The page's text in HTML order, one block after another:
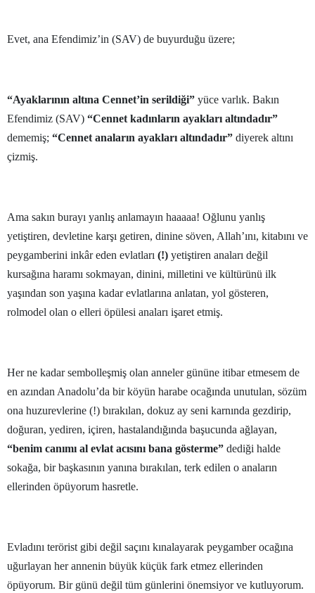
Sinop
Tekirdağ
Tokat
Şanlıurfa
Van
Bayburt
Karaman
Kırıkkale
Batman
Ardahan
Evet, ana Efendimiz’in (SAV) de buyurduğu üzere;
“Ayaklarının altına Cennet’in serildiği” yüce varlık. Bakın
Efendimiz (SAV) “Cennet kadınların ayakları altındadır”
dememiş; “Cennet anaların ayakları altındadır” diyerek altını
çizmiş.
Ama sakın burayı yanlış anlamayın haaaaa! Oğlunu yanlış
yetiştiren, devletine karşı getiren, dinine söven, Allah’ını, kitabını ve
peygamberini inkâr eden evlatları (!) yetiştiren anaları değil
kursağına haramı sokmayan, dinini, milletini ve kültürünü ilk
yaşından son yaşına kadar evlatlarına anlatan, yol gösteren,
rolmodel olan o elleri öpülesi anaları işaret etmiş.
Her ne kadar sembolleşmiş olan anneler gününe itibar etmesem de
en azından Anadolu’da bir köyün harabe ocağında unutulan, sözüm
ona huzurevlerine (!) bırakılan, dokuz ay seni karnında gezdirip,
doğuran, yediren, içiren, hastalandığında başucunda ağlayan,
“benim canımı al evlat acısını bana gösterme” dediği halde
sokağa, bir başkasının yanına bırakılan, terk edilen o anaların
ellerinden öpüyorum hasretle.
Evladını terörist gibi değil saçını kınalayarak peygamber ocağına
uğurlayan her annenin büyük küçük fark etmez ellerinden
öpüyorum. Bir günü değil tüm günlerini önemsiyor ve kutluyorum.